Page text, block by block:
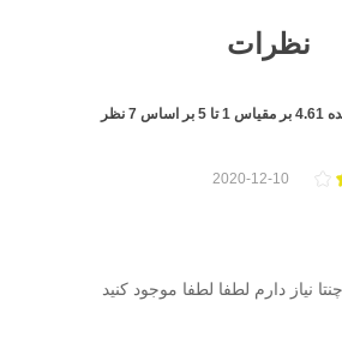
نظرات
4.61 بر مقیاس 1تا 5 بر اساس 7 نظر
2020-12-10
نیاز دارم لطفا لطفا موجود کنید